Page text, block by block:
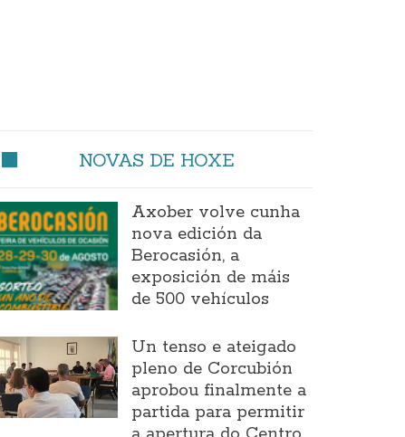
NOVAS DE HOXE
Axober volve cunha
nova edición da
Berocasión, a
exposición de máis
de 500 vehículos
Un tenso e ateigado
pleno de Corcubión
aprobou finalmente a
partida para permitir